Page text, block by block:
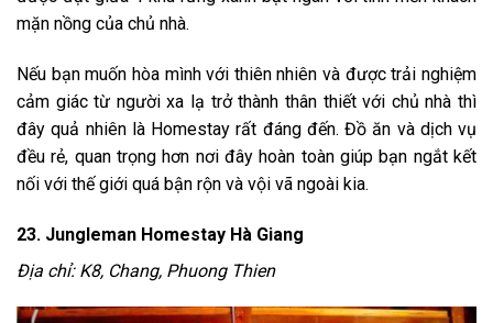
mặn nồng của chủ nhà.
Nếu bạn muốn hòa mình với thiên nhiên và được trải nghiệm
cảm giác từ người xa lạ trở thành thân thiết với chủ nhà thì
đây quả nhiên là Homestay rất đáng đến. Đồ ăn và dịch vụ
đều rẻ, quan trọng hơn nơi đây hoàn toàn giúp bạn ngắt kết
nối với thế giới quá bận rộn và vội vã ngoài kia.
23. Jungleman Homestay Hà Giang
Địa chỉ: K8, Chang, Phuong Thien